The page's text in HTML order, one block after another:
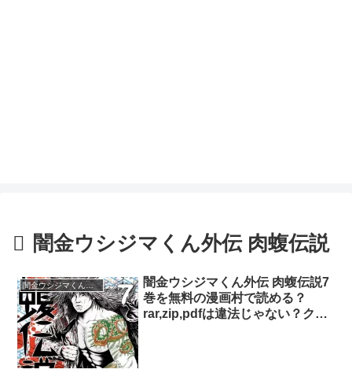
闇金ウシジマくん外伝 肉蝮伝説
闇金ウシジマくん外伝 肉蝮伝説
闇金ウシジマくん外伝 肉蝮伝説7
巻を無料の漫画村で読める？
rar,zip,pdfは違法じゃない？クズ